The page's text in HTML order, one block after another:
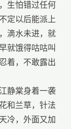
生怕错过任何
定以后能派上
滴水未进，就
就饿得咕咕叫
着，不敢露出
静棠身着一袭
和兰草，针法
冷，外面又加